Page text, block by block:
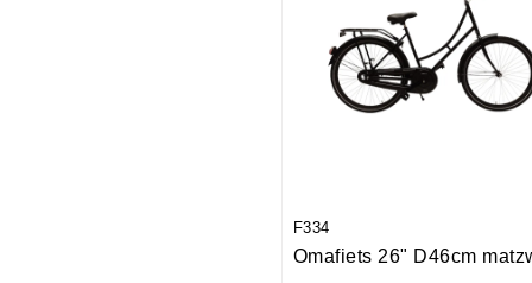
F334
Omafiets 26" D46cm